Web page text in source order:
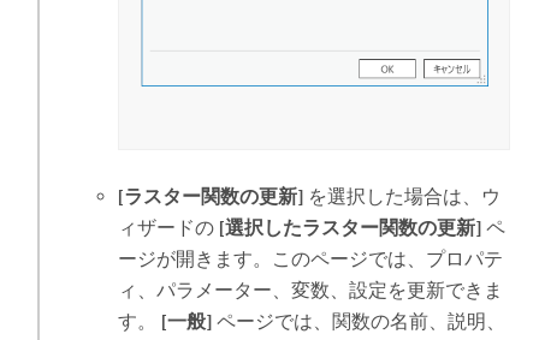
[ラスター関数の更新] を選択した場合は、ウ
ィザードの [選択したラスター関数の更新] ペ
ージが開きます。このページでは、プロパテ
ィ、パラメーター、変数、設定を更新できま
す。 [一般] ページでは、関数の名前、説明、